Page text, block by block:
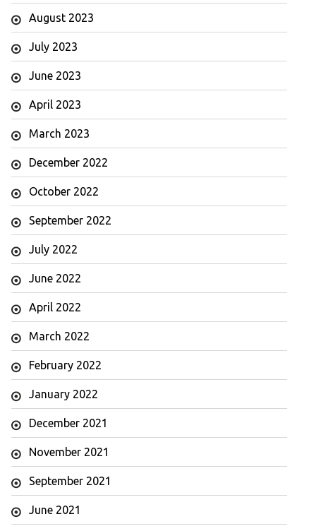
August 2023
July 2023
June 2023
April 2023
March 2023
December 2022
October 2022
September 2022
July 2022
June 2022
April 2022
March 2022
February 2022
January 2022
December 2021
November 2021
September 2021
June 2021